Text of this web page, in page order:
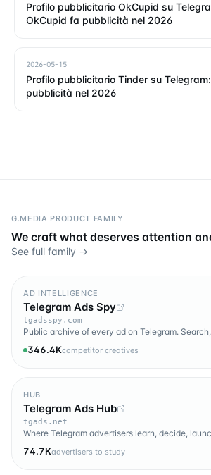
Profilo pubblicitario OkCupid su
OkCupid fa pubblicità nel 2026
2026-05-15
Profilo pubblicitario Tinder su
pubblicità nel 2026
G.MEDIA PRODUCT FAMILY
We craft what deserves attention
See full family →
AD INTELLIGENCE
Telegram Ads Spy
tgadsspy.com
Public archive of every ad on Telegram.
346.4Kcompetitor creatives
HUB
Telegram Ads Hub
tgads.net
Where Telegram advertisers learn, decide,
74.7Kadvertisers to study